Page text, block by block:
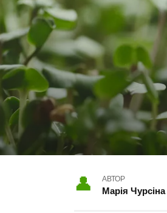
АВТОР
Марія Чурсіна